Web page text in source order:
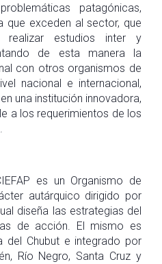
patagónicas,
que exceden al sector, que
realizar estudios inter y
de esta manera la
con otros organismos de
nacional e internacional,
una institución innovadora,
a los requerimientos de los
es un Organismo de
autárquico dirigido por
diseña las estrategias del
de acción. El mismo es
del Chubut e integrado por
Río Negro, Santa Cruz y